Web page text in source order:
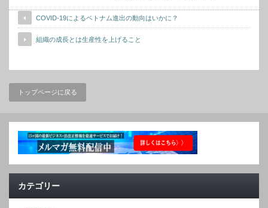
COVID-19によるベトナム進出の動向はいかに？
組織の成長とは生産性を上げること
トップページに戻る
カテゴリー